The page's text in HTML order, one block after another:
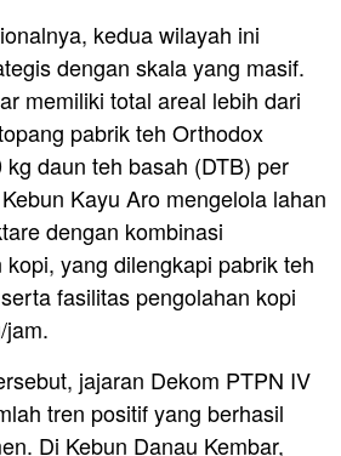
kedua wilayah ini
dengan skala yang masif.
memiliki total areal lebih dari
pabrik teh Orthodox
daun teh basah (DTB) per
Kayu Aro mengelola lahan
dengan kombinasi
yang dilengkapi pabrik teh
fasilitas pengolahan kopi
jam.
jajaran Dekom PTPN IV
tren positif yang berhasil
Di Kebun Danau Kembar,